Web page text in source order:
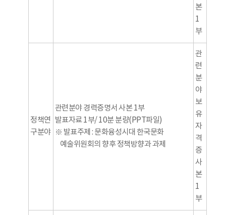
본
1
부
정책연
구분야
관련분야 경력증명서 사본 1부
발표자료 1부/ 10분 분량(PPT파일)
※ 발표주제 : 문화융성시대 한국문화
예술위원회의 향후 정책방향과 과제
관
련
분
야
보
유
자
격
증
사
본
1
부